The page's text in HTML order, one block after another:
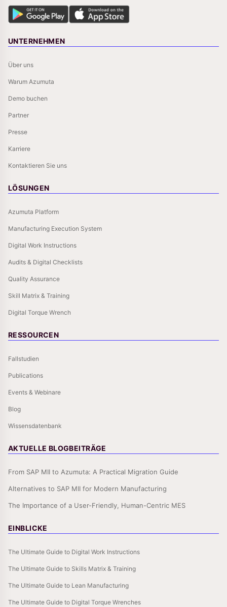
UNTERNEHMEN
Über uns
Warum Azumuta
Demo buchen
Partner
Presse
Karriere
Kontaktieren Sie uns
LÖSUNGEN
Azumuta Platform
Manufacturing Execution System
Digital Work Instructions
Audits & Digital Checklists
Quality Assurance
Skill Matrix & Training
Digital Torque Wrench
RESSOURCEN
Fallstudien
Publications
Events & Webinare
Blog
Wissensdatenbank
AKTUELLE BLOGBEITRÄGE
From SAP MII to Azumuta: A Practical Migration Guide
Alternatives to SAP MII for Modern Manufacturing
The Importance of a User-Friendly, Human-Centric MES
EINBLICKE
The Ultimate Guide to Digital Work Instructions
The Ultimate Guide to Skills Matrix & Training
The Ultimate Guide to Lean Manufacturing
The Ultimate Guide to Digital Torque Wrenches